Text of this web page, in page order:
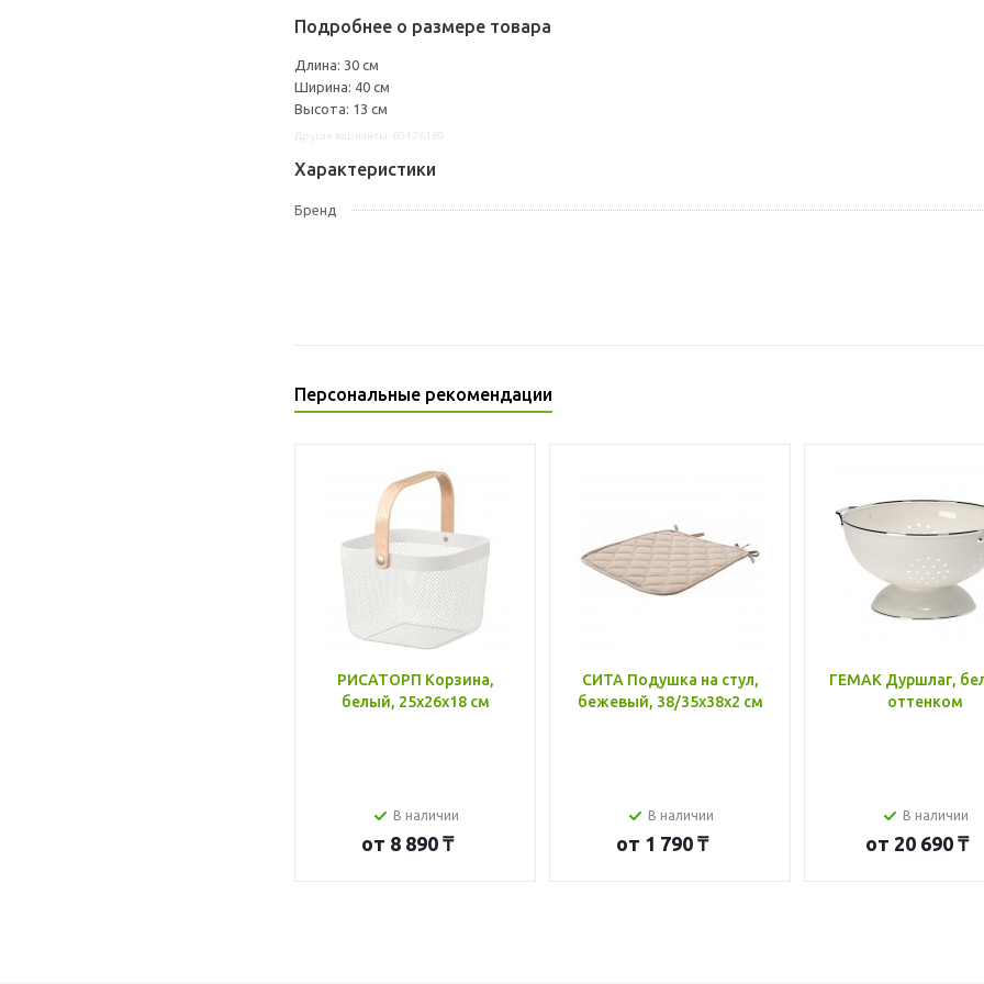
Подробнее о размере товара
Длина: 30 см
Ширина: 40 см
Высота: 13 см
Характеристики
Бренд
Персональные рекомендации
РИСАТОРП Корзина,
белый, 25x26x18 см
В наличии
от 8 890 ₸
СИТА Подушка на стул,
бежевый, 38/35x38x2 см
В наличии
от 1 790 ₸
ГЕМАК Дуршлаг,
оттенком
В наличии
от 20 690 ₸